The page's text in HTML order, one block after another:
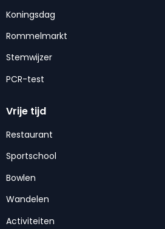
Koningsdag
Rommelmarkt
Stemwijzer
PCR-test
Vrije tijd
Restaurant
Sportschool
Bowlen
Wandelen
Activiteiten